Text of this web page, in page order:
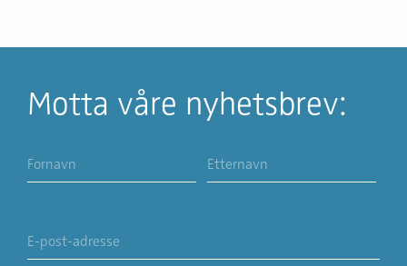
Motta våre nyhetsbrev: